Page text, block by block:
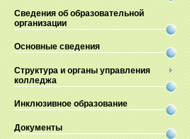
Сведения об образовательной
организации
Основные сведения
Структура и органы управления
колледжа
Инклюзивное образование
Документы